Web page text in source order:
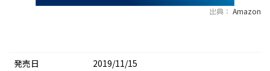
出典： Amazon
発売日
2019/11/15